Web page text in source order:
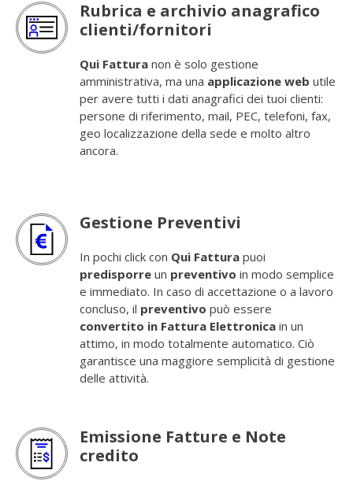
Rubrica e archivio anagrafico
clienti/fornitori
Qui Fattura non è solo gestione
amministrativa, ma una applicazione web utile
per avere tutti i dati anagrafici dei tuoi clienti:
persone di riferimento, mail, PEC, telefoni, fax,
geo localizzazione della sede e molto altro
ancora.
Gestione Preventivi
In pochi click con Qui Fattura puoi
predisporre un preventivo in modo semplice
e immediato. In caso di accettazione o a lavoro
concluso, il preventivo può essere
convertito in Fattura Elettronica in un
attimo, in modo totalmente automatico. Ciò
garantisce una maggiore semplicità di gestione
delle attività.
Emissione Fatture e Note
credito